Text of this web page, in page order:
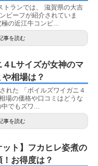
トランでは、 滋賀県の大吉
ビーフが紹介されていま
の近江牛コンビ...
事を読む
Lサイズが女神のマ
相場は？
れた 「ボイルズワイガニ４
場の価格や口コミはどうな
でもズワ...
事を読む
ット】フカヒレ姿煮の
お得度は？